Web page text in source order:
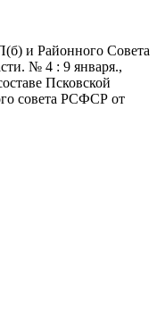
и Районного Совета
№ 4 : 9 января.,
Псковской
совета РСФСР от